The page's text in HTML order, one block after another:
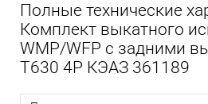
Полные технические
Комплект выкатного
WMP/WFP с задними
T630 4P КЭАЗ 361189